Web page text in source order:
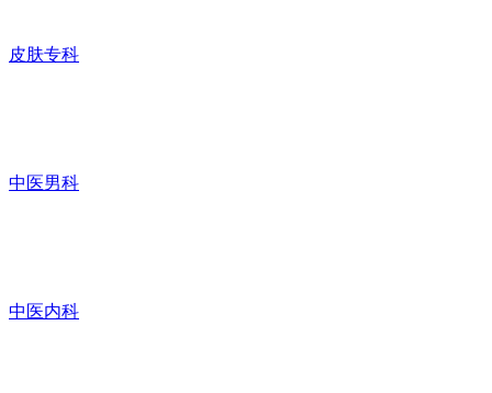
皮肤专科
中医男科
中医内科